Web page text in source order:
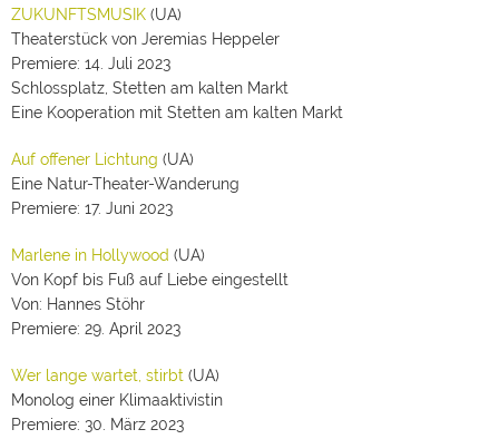
ZUKUNFTSMUSIK (UA)
Theaterstück von Jeremias Heppeler
Premiere: 14. Juli 2023
Schlossplatz, Stetten am kalten Markt
Eine Kooperation mit Stetten am kalten Markt
Auf offener Lichtung (UA)
Eine Natur-Theater-Wanderung
Premiere: 17. Juni 2023
Marlene in Hollywood (UA)
Von Kopf bis Fuß auf Liebe eingestellt
Von: Hannes Stöhr
Premiere: 29. April 2023
Wer lange wartet, stirbt (UA)
Monolog einer Klimaaktivistin
Premiere: 30. März 2023